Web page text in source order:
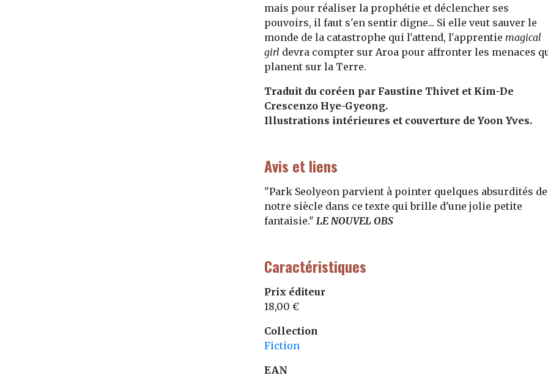
mais pour réaliser la prophétie et déclencher ses
pouvoirs, il faut s'en sentir digne... Si elle veut sauver le
monde de la catastrophe qui l'attend, l'apprentie magical
girl devra compter sur Aroa pour affronter les menaces
planent sur la Terre.
Traduit du coréen par Faustine Thivet et Kim-De
Crescenzo Hye-Gyeong.
Illustrations intérieures et couverture de Yoon Yves.
Avis et liens
"Park Seolyeon parvient à pointer quelques absurdités de
notre siècle dans ce texte qui brille d'une jolie petite
fantaisie." LE NOUVEL OBS
Caractéristiques
Prix éditeur
18,00 €
Collection
Fiction
EAN